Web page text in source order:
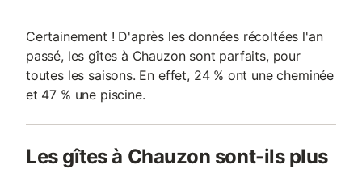
Certainement ! D'après les données récoltées l'an
passé, les gîtes à Chauzon sont parfaits, pour
toutes les saisons. En effet, 24 % ont une cheminée
et 47 % une piscine.
Les gîtes à Chauzon sont-ils plus